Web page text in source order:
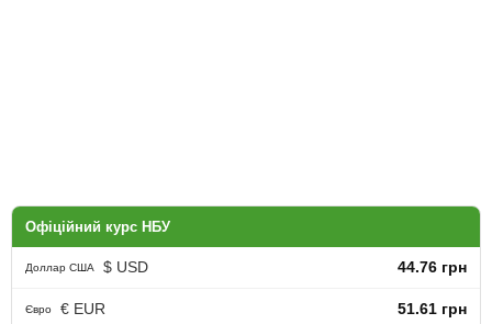
Офіційний курс НБУ
Доллар США $ USD 44.76 грн
Євро € EUR 51.61 грн